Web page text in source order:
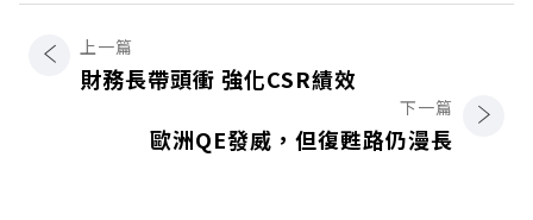
上一篇
財務長帶頭衝 強化CSR績效
下一篇
歐洲QE發威，但復甦路仍漫長